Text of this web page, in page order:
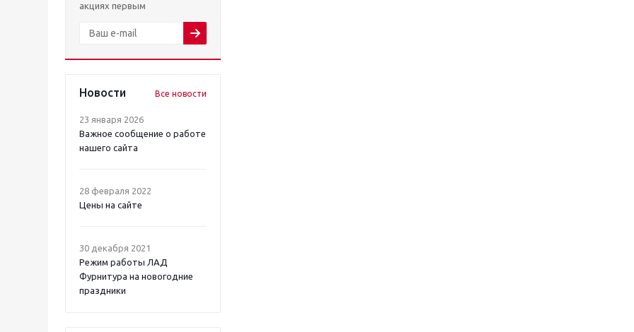
акциях первым
Новости Все новости
23 января 2026
Важное сообщение о работе
нашего сайта
28 февраля 2022
Цены на сайте
30 декабря 2021
Режим работы ЛАД
Фурнитура на новогодние
праздники